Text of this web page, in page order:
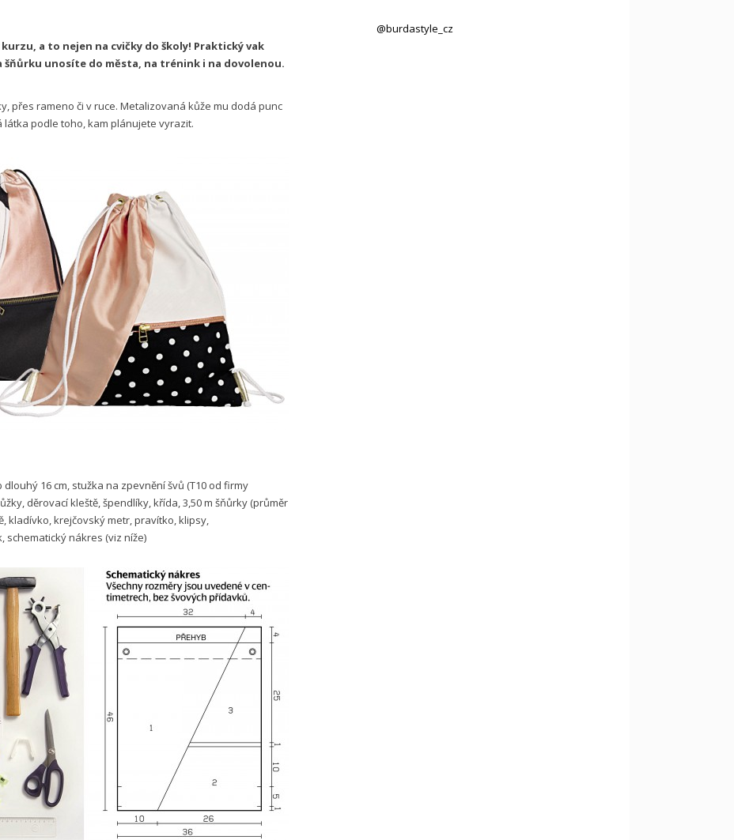
a to nejen na cvičky do školy! Praktický vak
unosíte do města, na trénink i na dovolenou.
přes rameno či v ruce. Metalizovaná kůže mu dodá punc
látka podle toho, kam plánujete vyrazit.
16 cm, stužka na zpevnění švů (T10 od firmy
děrovací kleště, špendlíky, křída, 3,50 m šňůrky (průměr
kladívko, krejčovský metr, pravítko, klipsy,
schematický nákres (viz níže)
@burdastyle_cz